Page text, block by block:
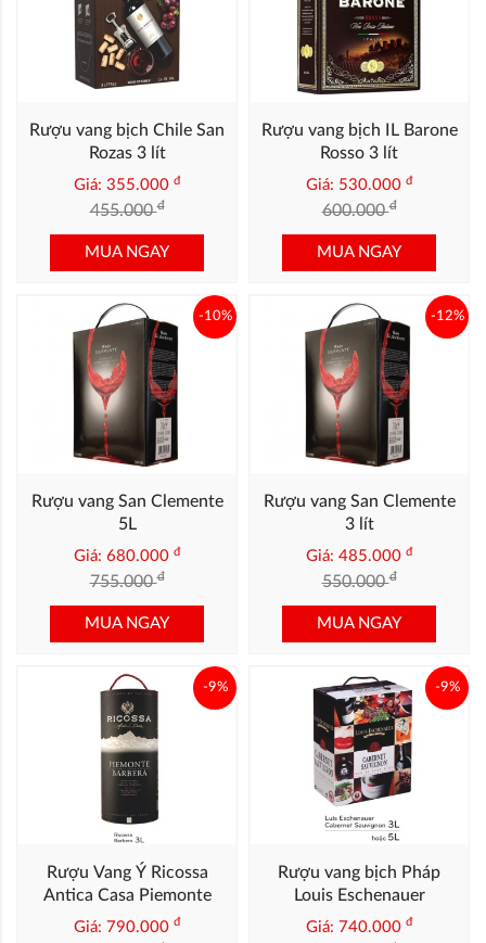
Rượu vang bịch Chile San
Rozas 3 lít
Giá: 355.000 đ
455.000đ
MUA NGAY
Rượu vang bịch IL Barone
Rosso 3 lít
Giá: 530.000 đ
600.000đ
MUA NGAY
Rượu vang San Clemente
5L
Giá: 680.000 đ
755.000đ
-10%
MUA NGAY
Rượu vang San Clemente
3 lít
Giá: 485.000 đ
550.000đ
-12%
MUA NGAY
Rượu Vang Ý Ricossa
Antica Casa Piemonte
Barbera 3L
Giá: 790.000 đ
-9%
Rượu vang bịch Pháp
Louis Eschenauer
Cabernet Sauvignon 5L
Giá: 740.000 đ
-9%